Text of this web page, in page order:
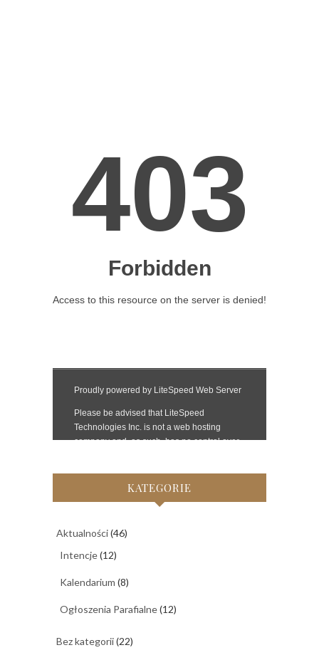
KATEGORIE
Aktualności(46)
Intencje(12)
Kalendarium (8)
Ogłoszenia Parafialne(12)
Bez kategorii(22)